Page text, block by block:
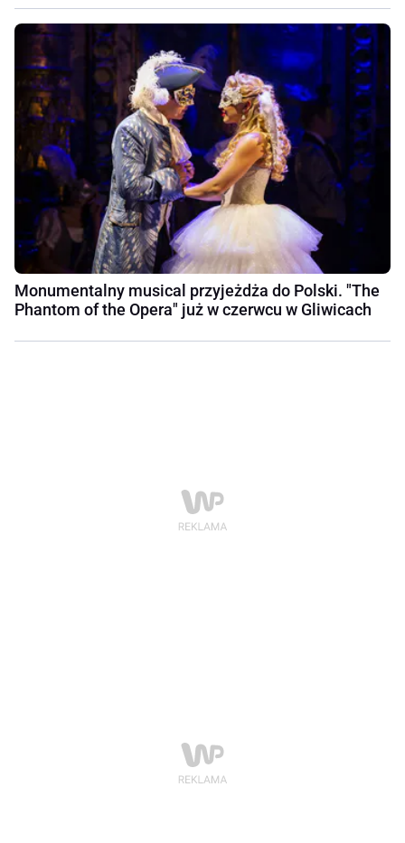
Monumentalny musical przyjeżdża do Polski. "The
Phantom of the Opera" już w czerwcu w Gliwicach